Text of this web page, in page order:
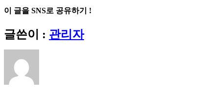
이 글을 SNS로 공유하기 !
Facebook
X
Reddit
LinkedIn
Tumblr
Pinterest
Vk
이
메
일
글쓴이 : 관리자